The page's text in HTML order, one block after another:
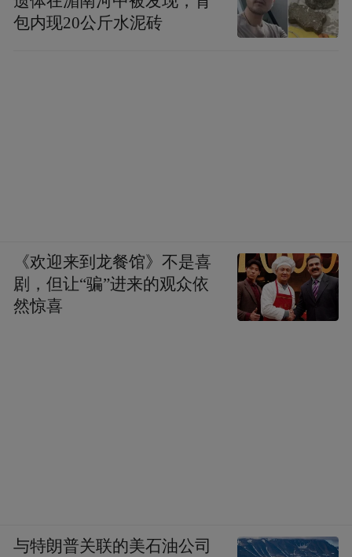
包内现20公斤水泥砖
《欢迎来到龙餐馆》不是喜
剧，但让“骗”进来的观众依
然惊喜
与特朗普关联的美石油公司